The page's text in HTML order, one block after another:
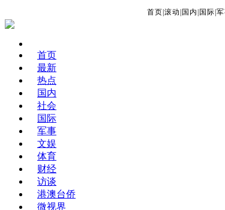
首页 滚动 国内 国际
首页
最新
热点
国内
社会
国际
军事
文娱
体育
财经
访谈
港澳台侨
微视界